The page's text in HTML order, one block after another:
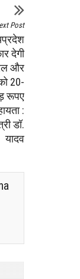
Post
देगी
और
20-
रूपए
:
डॉ.
यादव